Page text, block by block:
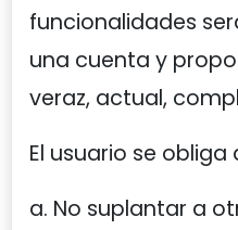
funcionalidades
una cuenta y
veraz, actual,
El usuario se obliga
a. No suplantar a